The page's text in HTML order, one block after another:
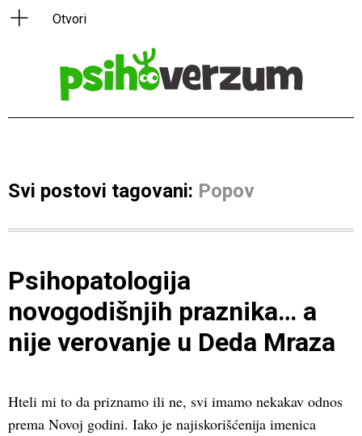
Svi postovi tagovani: Popov
Psihopatologija
novogodišnjih praznika… a
nije verovanje u Deda Mraza
Hteli mi to da priznamo ili ne, svi imamo nekakav odnos
prema Novoj godini. Iako je najiskorišćenija imenica